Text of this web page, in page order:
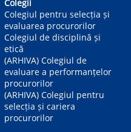
Colegii
Colegiul pentru selecția și
evaluarea procurorilor
Colegiul de disciplină și
etică
(ARHIVA) Colegiul de
evaluare a performanțelor
procurorilor
(ARHIVA) Colegiul pentru
selecția și cariera
procurorilor